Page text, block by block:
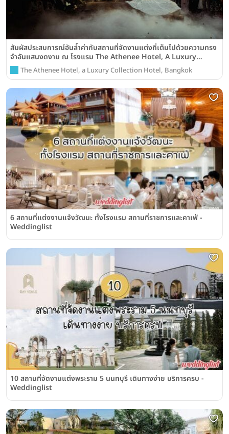
สัมผัสประสบการณ์อันล้ำค่ากับสถานที่จัดงานแต่งที่เต็มไปด้วยความทรง
จำอันแสนงดงาม ณ โรงแรม The Athenee Hotel, A Luxury
Collection Hotel, Bangkok
The Athenee Hotel, a Luxury Collection Hotel, Bangkok
6 สถานที่แต่งงานแจ้งวัฒนะ ทั้งโรงแรม สถานที่ราชการและคาเฟ่ -
Weddinglist
10 สถานที่จัดงานแต่งพระราม 5 นนทบุรี เดินทางง่าย บริการครบ -
Weddinglist